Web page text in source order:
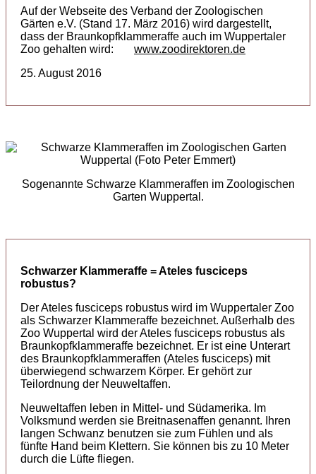
Auf der Webseite des Verband der Zoologischen
Gärten e.V. (Stand 17. März 2016) wird dargestellt,
dass der Braunkopfklammeraffe auch im Wuppertaler
Zoo gehalten wird:
www.zoodirektoren.de
25. August 2016
Sogenannte Schwarze Klammeraffen im Zoologischen
Garten Wuppertal.
Schwarzer Klammeraffe = Ateles fusciceps
robustus?
Der Ateles fusciceps robustus wird im Wuppertaler Zoo
als Schwarzer Klammeraffe bezeichnet. Außerhalb des
Zoo Wuppertal wird der Ateles fusciceps robustus als
Braunkopfklammeraffe bezeichnet. Er ist eine Unterart
des Braunkopfklammeraffen (Ateles fusciceps) mit
überwiegend schwarzem Körper. Er gehört zur
Teilordnung der Neuweltaffen.
Neuweltaffen leben in Mittel- und Südamerika. Im
Volksmund werden sie Breitnasenaffen genannt. Ihren
langen Schwanz benutzen sie zum Fühlen und als
fünfte Hand beim Klettern. Sie können bis zu 10 Meter
durch die Lüfte fliegen.